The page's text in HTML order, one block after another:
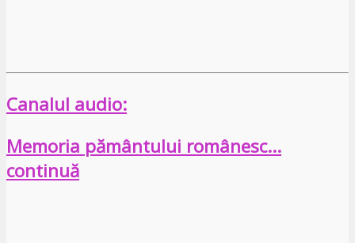
Canalul audio:
Memoria pământului românesc…
continuă